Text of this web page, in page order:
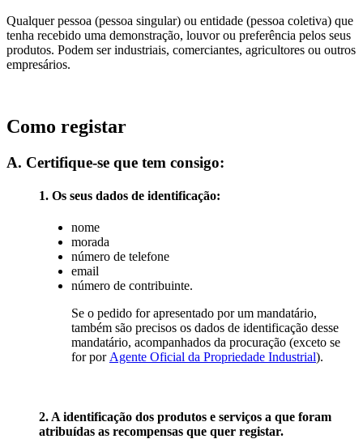
Qualquer pessoa (pessoa singular) ou entidade (pessoa coletiva) que
tenha recebido uma demonstração, louvor ou preferência pelos seus
produtos. Podem ser industriais, comerciantes, agricultores ou outros
empresários.
Como registar
A. Certifique-se que tem consigo:
1. Os seus dados de identificação:
nome
morada
número de telefone
email
número de contribuinte.
Se o pedido for apresentado por um mandatário,
também são precisos os dados de identificação desse
mandatário, acompanhados da procuração (exceto se
for porAgente Oficial da Propriedade Industrial).
2. A identificação dos produtos e serviços a que foram
atribuídas as recompensas que quer registar.